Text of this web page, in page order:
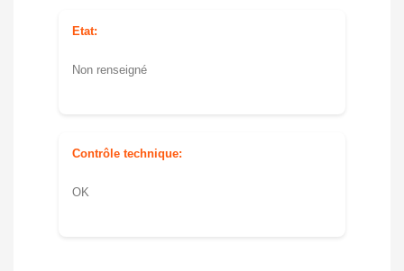
Etat:
Non renseigné
Contrôle technique:
OK